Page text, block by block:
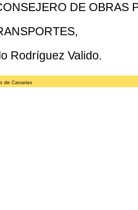
DE OBRAS
Rodríguez Valido.
de Canarias